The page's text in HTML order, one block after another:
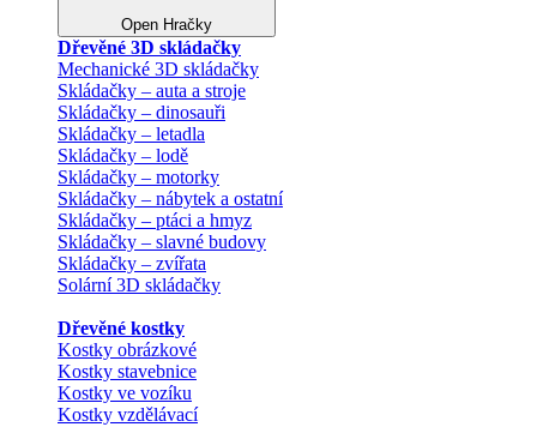
Open Hračky
Dřevěné 3D skládačky
Mechanické 3D skládačky
Skládačky – auta a stroje
Skládačky – dinosauři
Skládačky – letadla
Skládačky – lodě
Skládačky – motorky
Skládačky – nábytek a ostatní
Skládačky – ptáci a hmyz
Skládačky – slavné budovy
Skládačky – zvířata
Solární 3D skládačky
Dřevěné kostky
Kostky obrázkové
Kostky stavebnice
Kostky ve vozíku
Kostky vzdělávací